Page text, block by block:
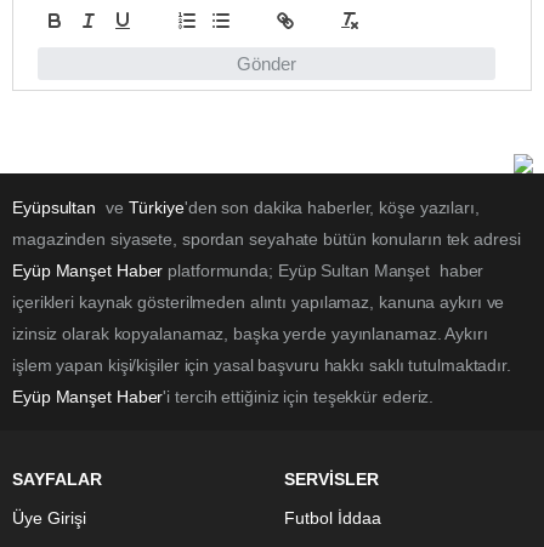
Gönder
Eyüpsultan ve Türkiye'den son dakika haberler, köşe yazıları,
magazinden siyasete, spordan seyahate bütün konuların tek adresi
Eyüp Manşet Haber platformunda; Eyüp Sultan Manşet haber
içerikleri kaynak gösterilmeden alıntı yapılamaz, kanuna aykırı ve
izinsiz olarak kopyalanamaz, başka yerde yayınlanamaz. Aykırı
işlem yapan kişi/kişiler için yasal başvuru hakkı saklı tutulmaktadır.
Eyüp Manşet Haber'i tercih ettiğiniz için teşekkür ederiz.
SAYFALAR
Üye Girişi
SERVİSLER
Futbol İddaa